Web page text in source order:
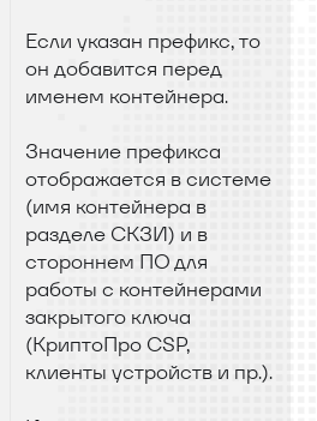
Если указан префикс, то
он добавится перед
именем контейнера.
Значение префикса
отображается в системе
(имя контейнера в
разделе СКЗИ) и в
стороннем ПО для
работы с контейнерами
закрытого ключа
(КриптоПро CSP,
клиенты устройств и пр.).